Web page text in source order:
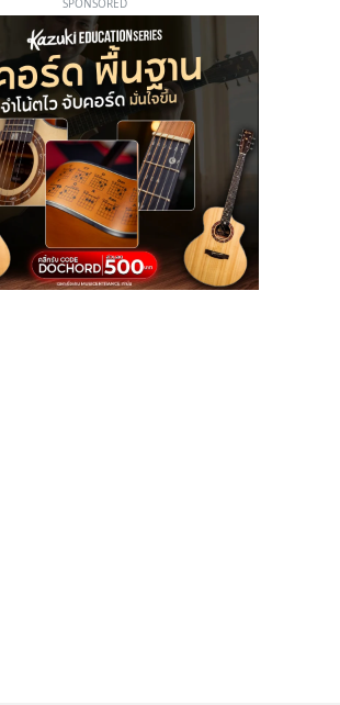
SPONSORED